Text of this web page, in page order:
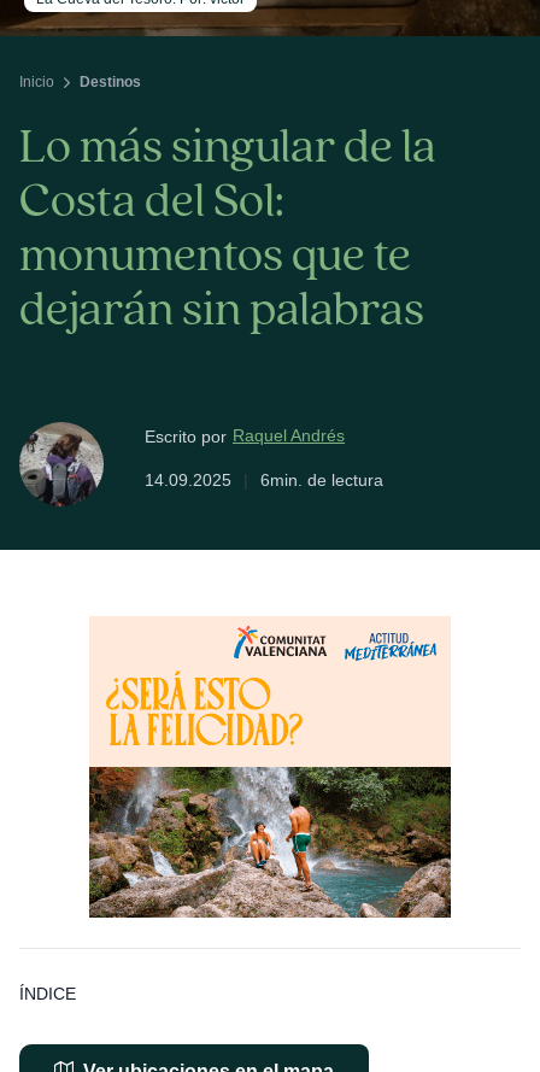
Inicio Destinos
Lo más singular de la
Costa del Sol:
monumentos que te
dejarán sin palabras
Escrito por Raquel Andrés
14.09.2025 | 6min. de lectura
ÍNDICE